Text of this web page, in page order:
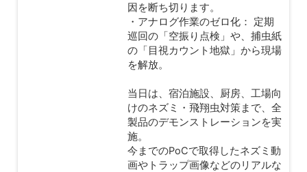
因を断ち切ります。
・アナログ作業のゼロ化： 定期
巡回の「空振り点検」や、捕虫紙
の「目視カウント地獄」から現場
を解放。
当日は、宿泊施設、厨房、工場向
けのネズミ・飛翔虫対策まで、全
製品のデモンストレーションを実
施。
今までのPoCで取得したネズミ動
画やトラップ画像などのリアルな